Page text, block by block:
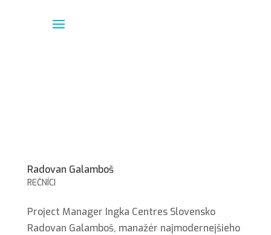
Radovan Galamboš
REČNÍCI
Project Manager Ingka Centres Slovensko
Radovan Galamboš, manažér najmodernejšieho